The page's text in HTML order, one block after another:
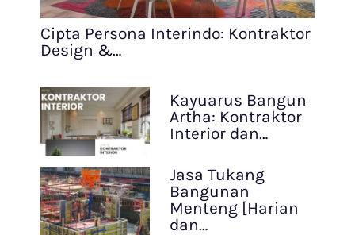
Cipta Persona Interindo: Kontraktor
Design &…
Kayuarus Bangun
Artha: Kontraktor
Interior dan…
Jasa Tukang
Bangunan
Menteng [Harian
dan…